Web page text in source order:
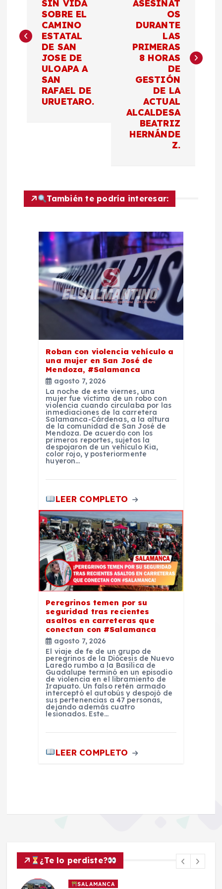
e
d
SIN VIDA
SOBRE EL
CAMINO
ESTATAL
DE SAN
JOSE DE
ULOAPA A
SAN
RAFAEL DE
URUETARO.
ASESINAT
OS
DURANTE
LAS
PRIMERAS
8 HORAS
DE
GESTIÓN
DE LA
ACTUAL
ALCALDESA
BEATRIZ
HERNÁNDE
Z.
También te podría interesar:
Roban con violencia vehículo a
una mujer en San José de
Mendoza, #Salamanca
agosto 7, 2026
La noche de este viernes, una
mujer fue víctima de un robo con
violencia cuando circulaba por las
inmediaciones de la carretera
Salamanca-Cárdenas, a la altura
de la comunidad de San José de
Mendoza. De acuerdo con los
primeros reportes, sujetos la
despojaron de un vehículo Kia,
color rojo, y posteriormente
huyeron…
LEER COMPLETO
Peregrinos temen por su
seguridad tras recientes
asaltos en carreteras que
conectan con #Salamanca
agosto 7, 2026
El viaje de fe de un grupo de
peregrinos de la Diócesis de Nuevo
Laredo rumbo a la Basílica de
Guadalupe terminó en un episodio
de violencia en el libramiento de
Irapuato. Un falso retén armado
interceptó el autobús y despojó de
sus pertenencias a 47 personas,
dejando además cuatro
lesionados. Este…
LEER COMPLETO
¿Te lo perdiste?
SALAMANCA